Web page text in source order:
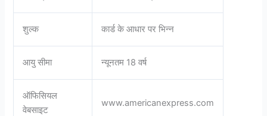
शुल्क कार्ड के आधार पर भिन्न
आयु सीमा न्यूनतम 18 वर्ष
ऑफिसियल
वेबसाइट
www.americanexpress.com